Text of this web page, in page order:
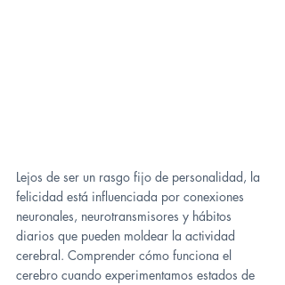
Lejos de ser un rasgo fijo de personalidad, la
felicidad está influenciada por conexiones
neuronales, neurotransmisores y hábitos
diarios que pueden moldear la actividad
cerebral. Comprender cómo funciona el
cerebro cuando experimentamos estados de